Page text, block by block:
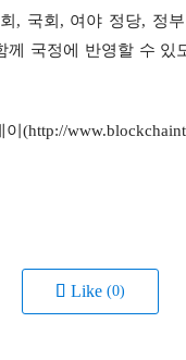
, 국회, 여야 정당, 정
께 국정에 반영할 수 있
(http://
Like (0)